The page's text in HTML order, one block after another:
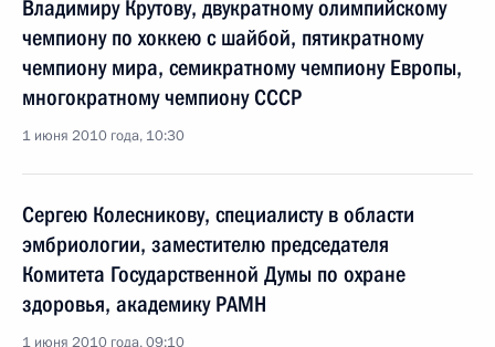
Владимиру Крутову, двукратному олимпийскому
чемпиону по хоккею с шайбой, пятикратному
чемпиону мира, семикратному чемпиону Европы,
многократному чемпиону СССР
1 июня 2010 года, 10:30
Сергею Колесникову, специалисту в области
эмбриологии, заместителю председателя
Комитета Государственной Думы по охране
здоровья, академику РАМН
1 июня 2010 года, 09:10